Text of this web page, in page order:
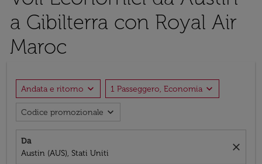
a Gibilterra con Royal Air
Maroc
Andata e ritorno expand_more 1 Passeggero, Economia expand_more
Codice promozionale expand_more
Da
Austin (AUS), Stati Uniti
close